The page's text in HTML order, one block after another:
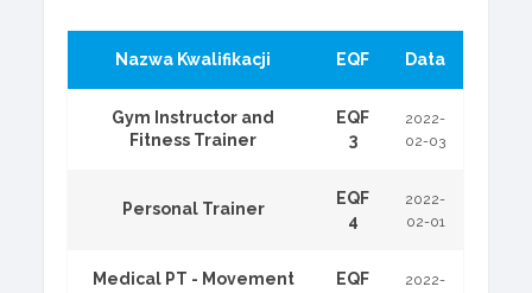
Nazwa Kwalifikacji EQF Data
Gym Instructor and
Fitness Trainer
EQF
3
2022-
02-03
Personal Trainer
EQF
4
2022-
02-01
Medical PT - Movement
EQF
2022-